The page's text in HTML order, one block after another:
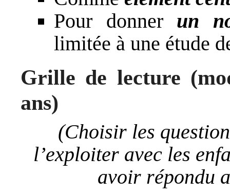
Pour donner
un
limitée à une étude
Grille de lecture
ans)
(Choisir les
l’exploiter avec les
avoir répondu